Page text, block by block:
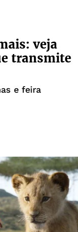
veja
transmite
e feira